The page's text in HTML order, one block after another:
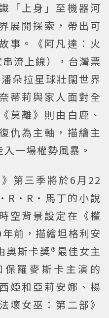
「上身」至機器河
展開探索，帶出可
事。《阿凡達：火
流上線），台灣票
朵拉星球壯闊世界
蒂莉與家人面對全
莫離》則由白鹿、
仇為主軸，描繪主
一場權勢風暴。
第三季將於6月22
馬丁的小說
空背景設定在《權
前，描繪坦格利安
奧斯卡獎®最佳女主
羅麥斯卡主演的
婭和亞莉安娜、楊
壞女巫：第二部》